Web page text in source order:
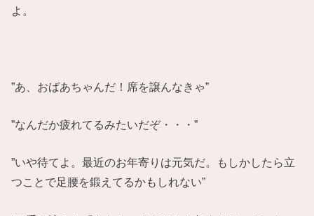
よ。
”あ、おばあちゃんだ！席を譲んなきゃ”
”なんだか疲れてるみたいだぞ・・・”
”いや待てよ。最近のお年寄りは元気だ。もしかしたら立
つことで足腰を鍛えてるかもしれない”